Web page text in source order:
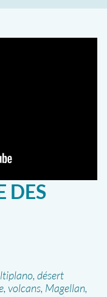
DES
désert
volcans, Magellan,